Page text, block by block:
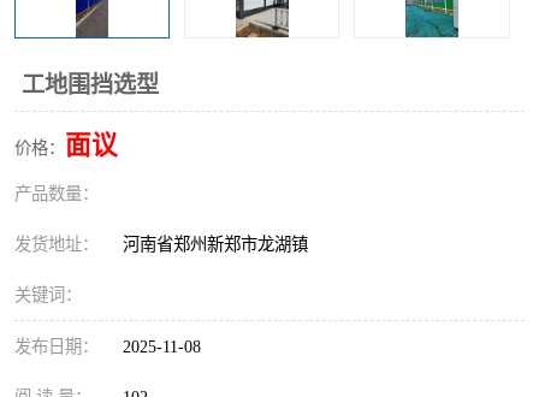
工地围挡选型
价格： 面议
产品数量：
发货地址： 河南省郑州新郑市龙湖镇
关键词：
发布日期： 2025-11-08